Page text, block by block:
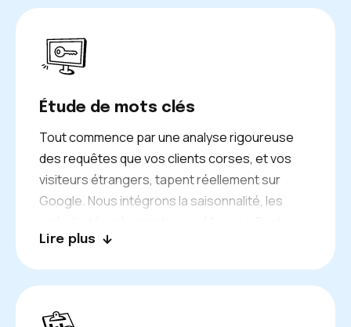
Étude de mots clés
Tout commence par une analyse rigoureuse
des requêtes que vos clients corses, et vos
visiteurs étrangers, tapent réellement sur
Google. Nous intégrons la saisonnalité, les
Porto-Vecchio, Calvi…) et les comportements
contenu à chaque intention utilisateur.
Lire plus